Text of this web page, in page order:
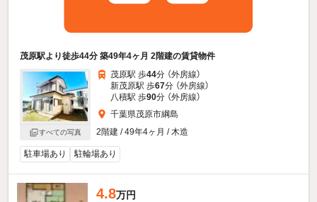
茂原駅より徒歩44分 築49年4ヶ月 2階建の賃貸物件
すべての写真
茂原駅 歩44分 （外房線）
新茂原駅 歩67分 （外房線）
八積駅 歩90分 （外房線）
千葉県茂原市綱島
2階建 / 49年4ヶ月 / 木造
駐車場あり 駐輪場あり
4.8万円